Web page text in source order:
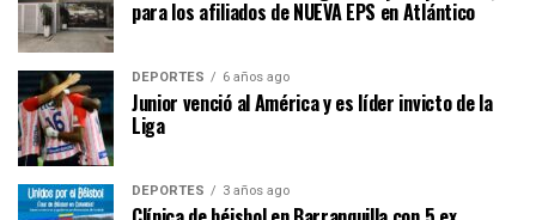
para los afiliados de NUEVA EPS en Atlántico
DEPORTES 6 años ago
Junior venció al América y es líder invicto de la
Liga
DEPORTES 3 años ago